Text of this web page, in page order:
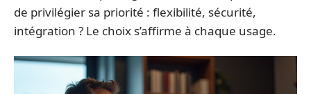
de privilégier sa priorité : flexibilité, sécurité,
intégration ? Le choix s’affirme à chaque usage.